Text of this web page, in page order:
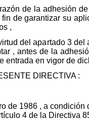
de la adhesión
de garantizar su
,
del apartado 3
, antes de la
entrada en vigor de
DIRECTIVA :
de 1986 , a
4 de la Directiva